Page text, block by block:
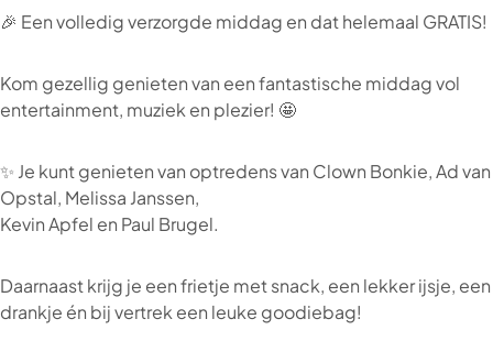
🎉 Een volledig verzorgde middag en dat helemaal GRATIS!
Kom gezellig genieten van een fantastische middag vol
entertainment, muziek en plezier! 🤩
✨ Je kunt genieten van optredens van Clown Bonkie, Ad van
Opstal, Melissa Janssen,
Kevin Apfel en Paul Brugel.
Daarnaast krijg je een frietje met snack, een lekker ijsje, een
drankje én bij vertrek een leuke goodiebag!